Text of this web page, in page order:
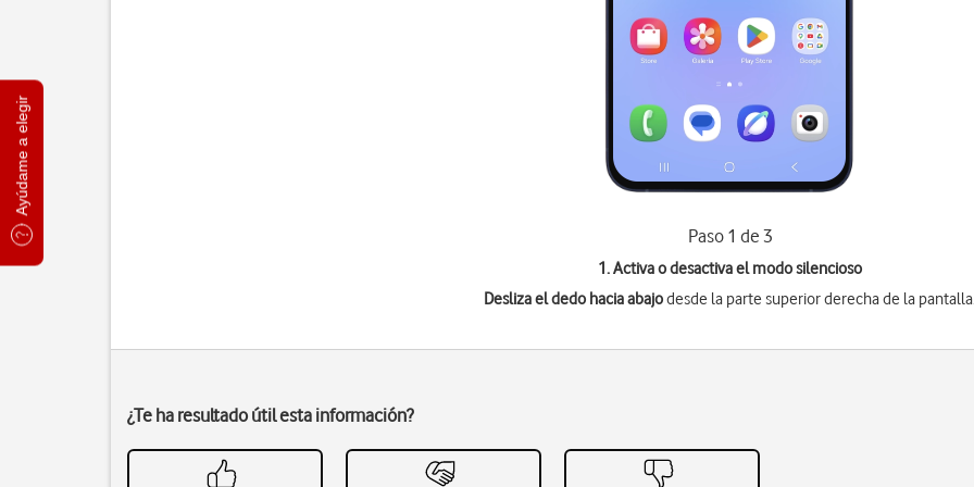
Ayúdame a elegir
Paso 1 de 3
1. Activa o desactiva el modo silencioso
Desliza el dedo hacia abajodesde la parte superior derecha de la
¿Te ha resultado útil esta información?